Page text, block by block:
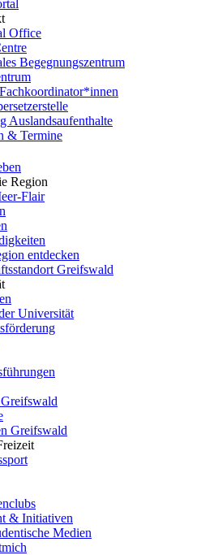
Office
Begegnungszentrum
Auslandsaufenthalte
& Termine
Region
Flair
entdecken
Greifswald
Universität
Greifswald
& Initiativen
Medien